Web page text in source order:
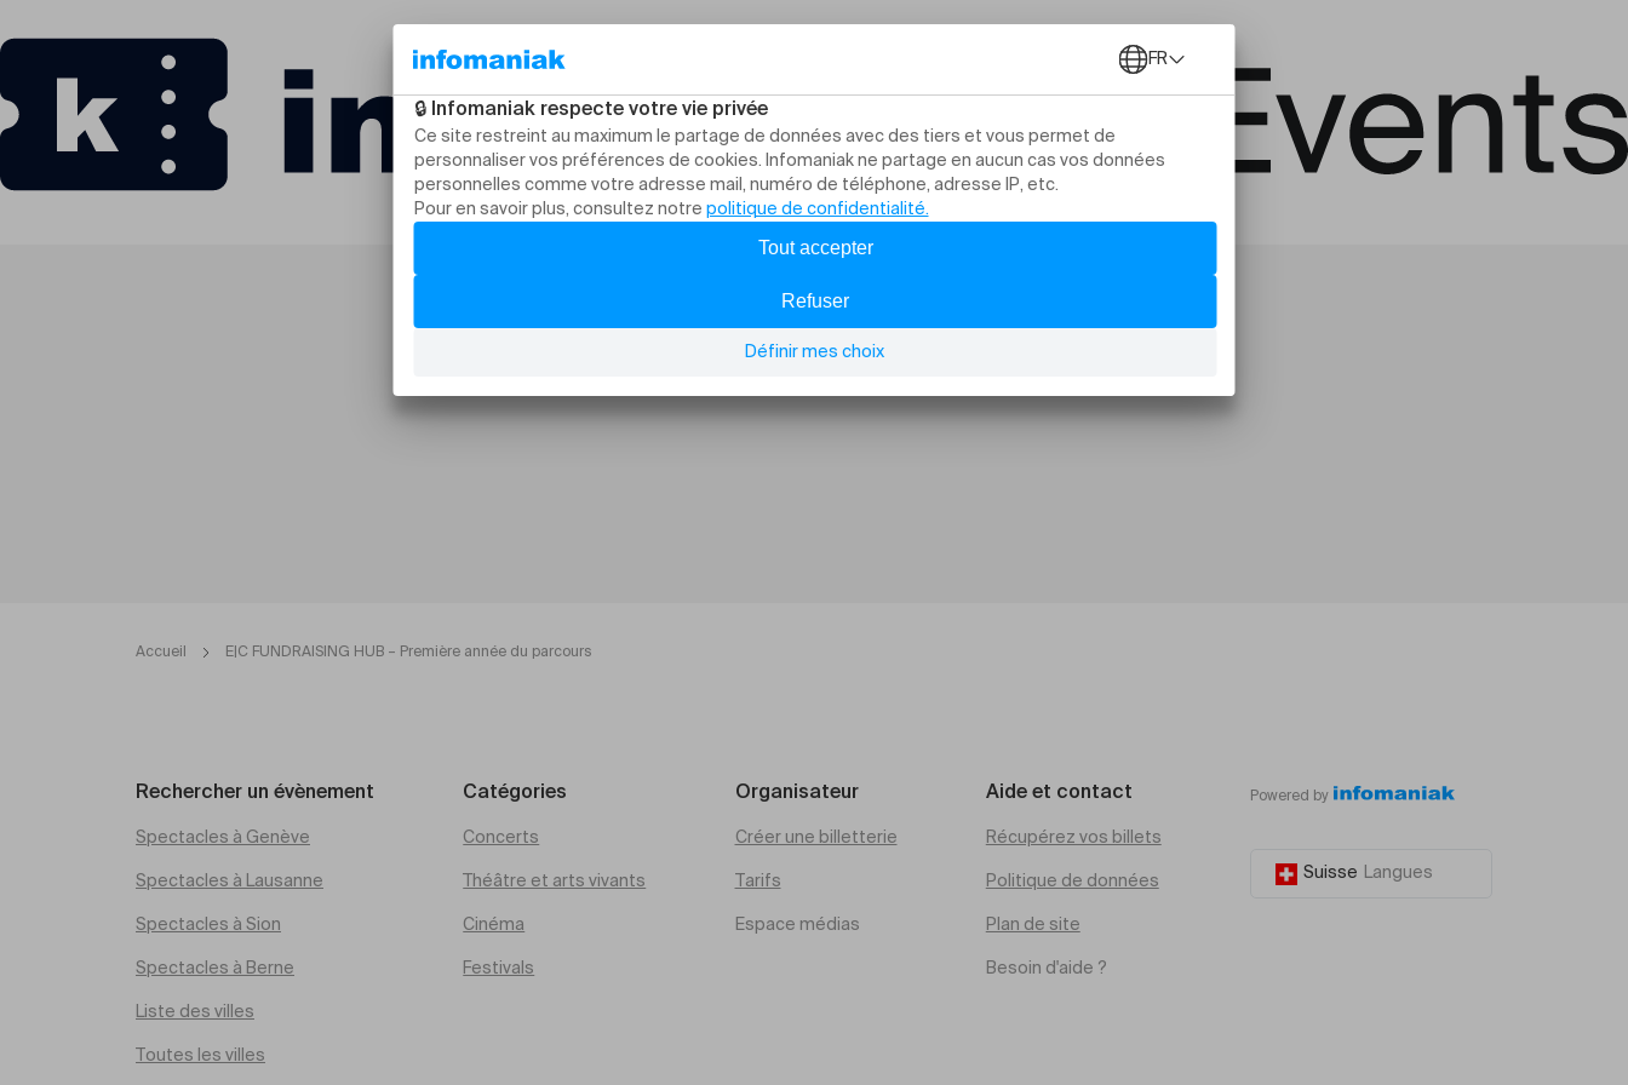
Accueil E|C FUNDRAISING HUB – Première année du parcours
Rechercher un évènement
Spectacles à Genève
Spectacles à Lausanne
Spectacles à Sion
Spectacles à Berne
Liste des villes
Toutes les villes
Catégories
Concerts
Théâtre et arts vivants
Cinéma
Festivals
Organisateur
Créer une billetterie
Tarifs
Espace médias
Aide et contact
Récupérez vos billets
Politique de données
Plan de site
Besoin d'aide ?
Powered by
Suisse Langues